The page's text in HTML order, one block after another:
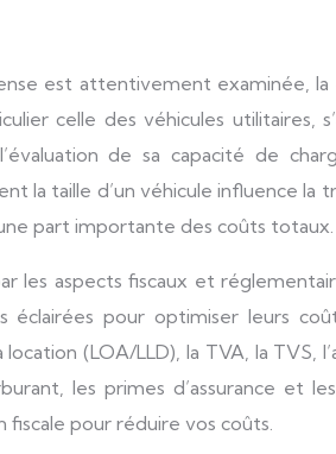
celle des véhicules utilitaires,
de sa capacité de
taille d’un véhicule influence la
part importante des coûts totaux.
les aspects fiscaux et
éclairées pour optimiser leurs
(LOA/LLD), la TVA, la TVS,
les primes d’assurance et
pour réduire vos coûts.